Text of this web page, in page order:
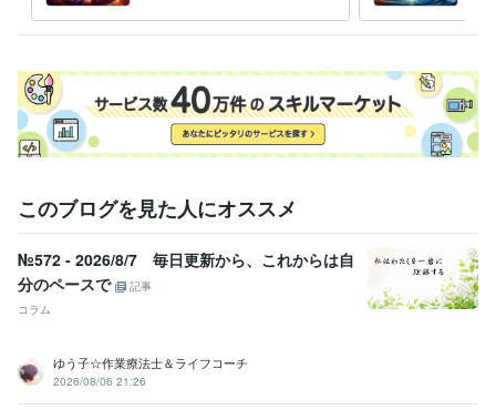
このブログを見た人にオススメ
№572 - 2026/8/7 毎日更新から、これからは自
分のペースで
記事
コラム
ゆう子☆作業療法士＆ライフコーチ
2026/08/06 21:26